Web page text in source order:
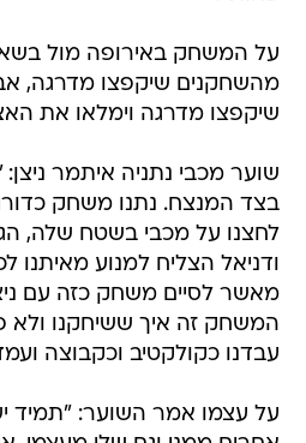
על המשחק באירופה מול
מהשחקנים שיקפצו מדרגה,
שיקפצו מדרגה וימלאו את
שוער מכבי נתניה איתמר
בצד המנצח. נתנו משחק
לחצנו על מכבי בשטח שלה,
ודניאל הצליח למנוע מאיתנו
מאשר לסיים משחק כזה עם
המשחק זה איך ששיחקנו ולא
עבדנו כקולקטיב וכקבוצה
על עצמו אמר השוער: "תמיד